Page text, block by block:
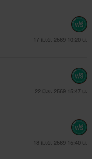
17 เม.ย. 2569 10:20 น.
22 มิ.ย. 2569 15:47 น.
18 เม.ย. 2569 15:40 น.